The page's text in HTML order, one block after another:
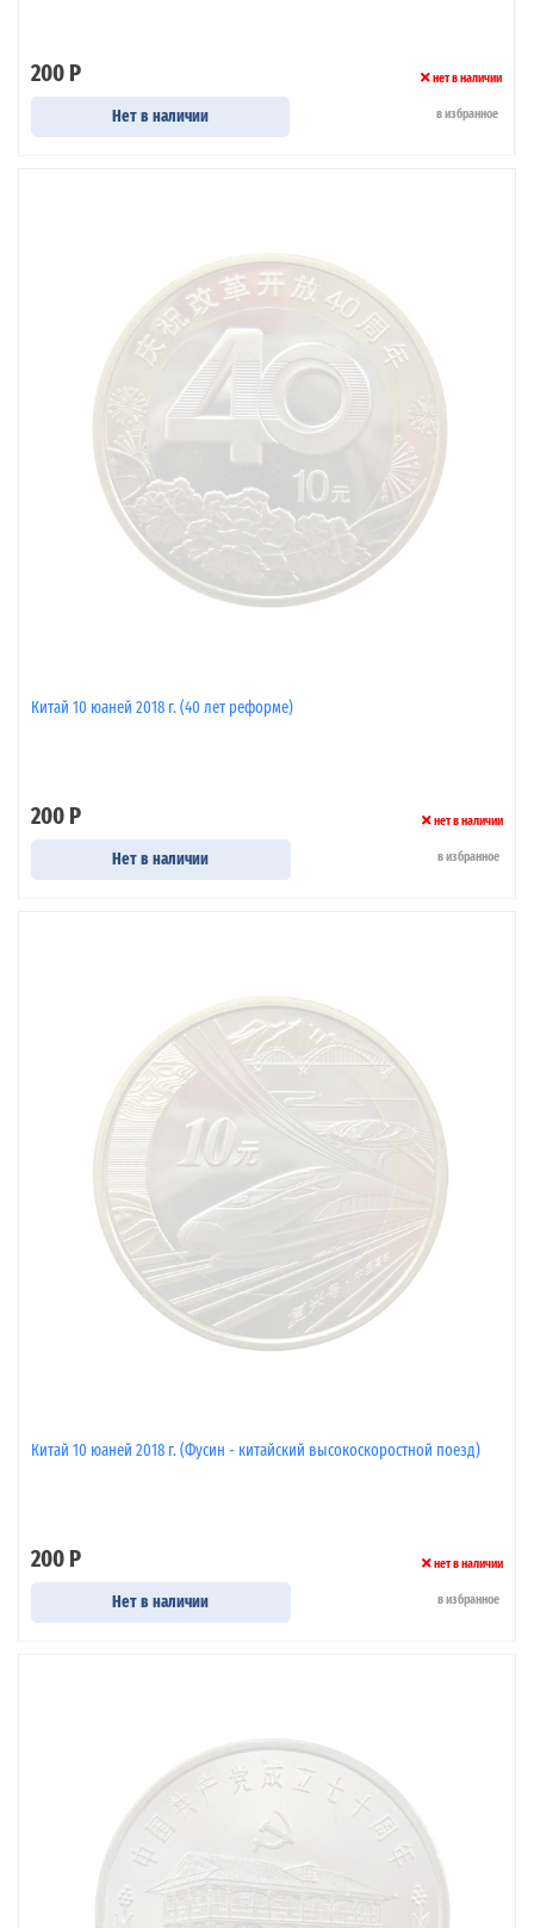
200 Р нет в наличии
Нет в наличии в избранное
Китай 10 юаней 2018 г. (40 лет реформе)
200 Р нет в наличии
Нет в наличии в избранное
Китай 10 юаней 2018 г. (Фусин - китайский высокоскоростной поезд)
200 Р нет в наличии
Нет в наличии в избранное